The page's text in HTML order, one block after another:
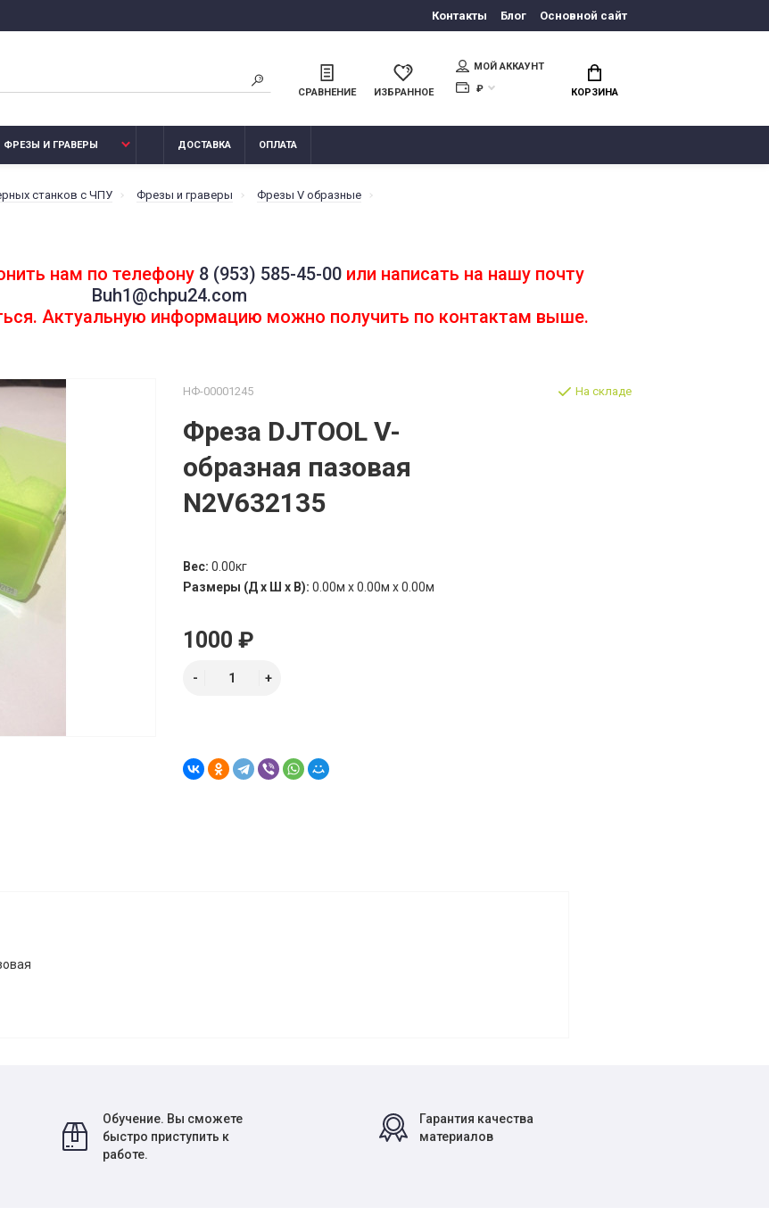
Контакты Блог Основной сайт
СРАВНЕНИЕ ИЗБРАННОЕ
МОЙ АККАУНТ
₽
КОРЗИНА
ФРЕЗЫ И ГРАВЕРЫ ДОСТАВКА ОПЛАТА
станков с ЧПУ Фрезы и граверы
Фрезы V образные
нам по телефону 8 (953) 585-45-00или написать на нашу почту
Buh1@chpu24.com
Актуальную информацию можно получить по контактам выше.
НФ-00001245
Фреза DJTOOL V-
образная пазовая
N2V632135
На складе
Вес: 0.00кг
Размеры (Д х Ш х В): 0.00м x 0.00м x 0.00м
1000 ₽
Обучение. Вы сможете
быстро приступить к
работе.
Гарантия качества
материалов